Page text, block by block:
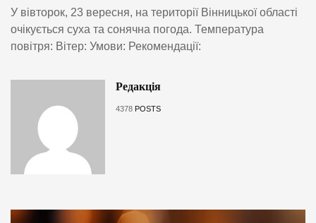
У вівторок, 23 вересня, на території Вінницької області
очікується суха та сонячна погода. Температура
повітря: Вітер: Умови: Рекомендації:
Редакція
4378 POSTS